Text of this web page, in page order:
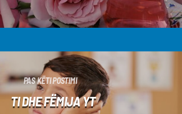
PAS KËTI POSTIMI
TI DHE FËMIJA YT